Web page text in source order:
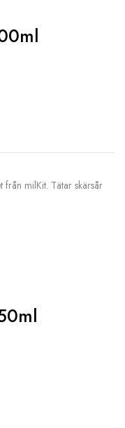
från milKit. Tätar skärsår